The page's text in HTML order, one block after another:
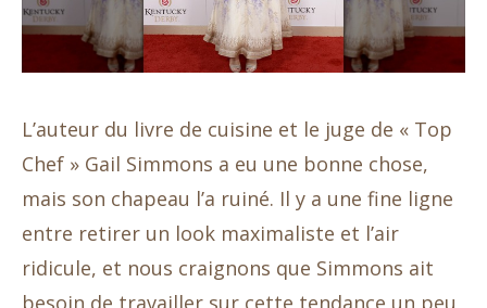
L’auteur du livre de cuisine et le juge de « Top
Chef » Gail Simmons a eu une bonne chose,
mais son chapeau l’a ruiné. Il y a une fine ligne
entre retirer un look maximaliste et l’air
ridicule, et nous craignons que Simmons ait